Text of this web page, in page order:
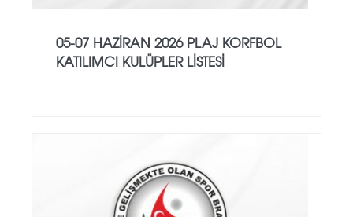
05-07 HAZİRAN 2026 PLAJ KORFBOL
KATILIMCI KULÜPLER LİSTESİ